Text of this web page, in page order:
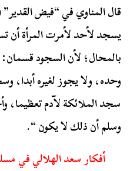
يسجد لأحد لأمرت المرأة أن
بالمحال؛ لأن السجود
وحده، ولا يجوز لغيره أبدا،
سجد الملائكة لآدم تعظيما،
وسلم أن ذلك لا يكون “.
أفكار سعد الهلالي في